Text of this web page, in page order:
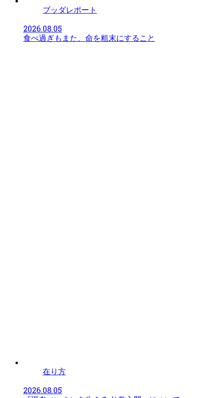
ブッダレポート
2026.08.05
食べ過ぎもまた、命を粗末にすること
在り方
2026.08.05